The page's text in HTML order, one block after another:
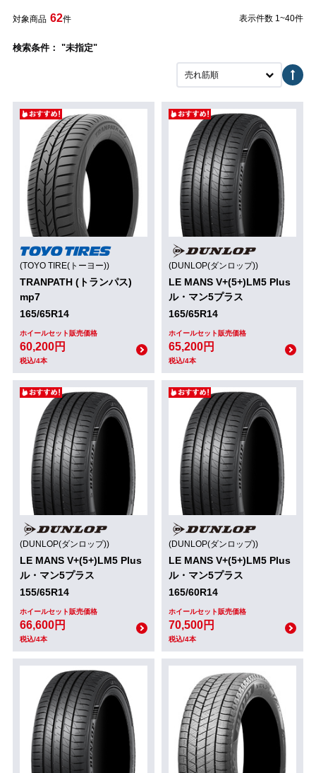
対象商品 62件 表示件数 1~40件
検索条件： "未指定"
売れ筋順
(TOYO TIRE(トーヨー))
TRANPATH (トランパス)
mp7
165/65R14
ホイールセット販売価格
60,200円
税込/4本
(DUNLOP(ダンロップ))
LE MANS V+(5+)LM5 Plus
ル・マン5プラス
165/65R14
ホイールセット販売価格
65,200円
税込/4本
(DUNLOP(ダンロップ))
LE MANS V+(5+)LM5 Plus
ル・マン5プラス
155/65R14
ホイールセット販売価格
66,600円
税込/4本
(DUNLOP(ダンロップ))
LE MANS V+(5+)LM5 Plus
ル・マン5プラス
165/60R14
ホイールセット販売価格
70,500円
税込/4本